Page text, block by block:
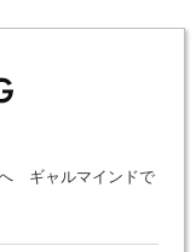
ギャルマインドで